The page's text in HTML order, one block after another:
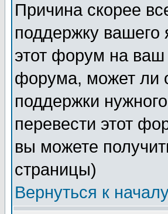
Причина скорее
поддержку
этот форум на ваш
форума, может ли
поддержки
перевести этот
вы можете
страницы)
Вернуться к